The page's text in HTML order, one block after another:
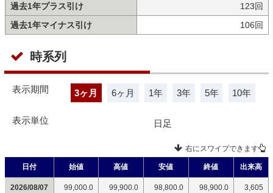
過去1年プラス引け
123回
過去1年マイナス引け
106回
時系列
表示期間 3ヶ月 6ヶ月 1年 3年 5年 10年
表示単位 日足
右にスワイプできます
日付 始値 高値 安値 終値 出来高
2026/08/07 99,000.0 99,900.0 98,800.0 98,900.0 3,605